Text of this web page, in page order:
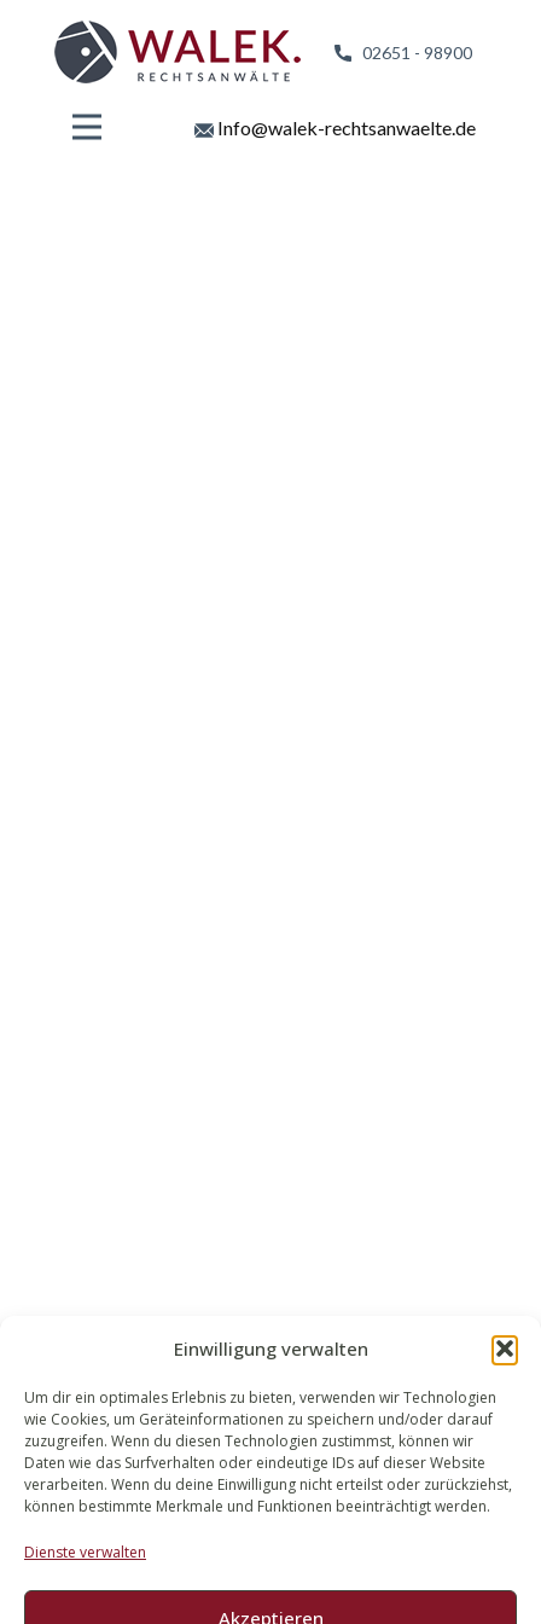
Einwilligung verwalten
Um dir ein optimales Erlebnis zu bieten, verwenden wir Technologien
wie Cookies, um Geräteinformationen zu speichern und/oder darauf
zuzugreifen. Wenn du diesen Technologien zustimmst, können wir
Daten wie das Surfverhalten oder eindeutige IDs auf dieser Website
verarbeiten. Wenn du deine Einwilligung nicht erteilst oder zurückziehst,
können bestimmte Merkmale und Funktionen beeinträchtigt werden.
Dienste verwalten
Akzeptieren
02651 - 98900
Info@walek-rechtsanwaelte.de
WALEK RECHTSANWÄLT​​E
Bachstraße 13
56727 Mayen
02651 98 900
info@walek-rechtsanwaelte.de